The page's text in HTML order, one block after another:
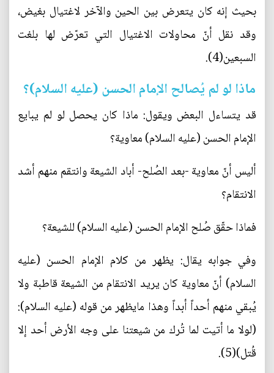
بحيث إنه كان يتعرض بين الحين والآخر لاغتيال بغيض،
وقد نقل أنّ محاولات الاغتيال التي تعرّض لها بلغت
السبعين(4).
ماذا لو لم يُصالح الإمام الحسن (عليه السلام)؟
قد يتساءل البعض ويقول: ماذا كان يحصل لو لم يبايع
الإمام الحسن (عليه السلام) معاوية؟
أليس أنّ معاوية -بعد الصُلح- أباد الشيعة وانتقم منهم أشد
الانتقام؟
فماذا حقّق صُلح الإمام الحسن (عليه السلام) للشيعة؟
وفي جوابه يقال: يظهر من كلام الإمام الحسن (عليه
السلام) أنّ معاوية كان يريد الانتقام من الشيعة قاطبة ولا
يُبقي منهم أحداً أبداً وهذا مايظهر من قوله (عليه السلام):
(لولا ما أتيت لما تُرك من شيعتنا على وجه الأرض أحد إلا
قُتل)(5).